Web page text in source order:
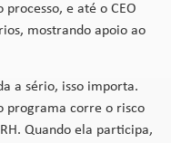
e até o CEO
mostrando apoio ao
a sério, isso importa.
programa corre o risco
Quando ela participa,